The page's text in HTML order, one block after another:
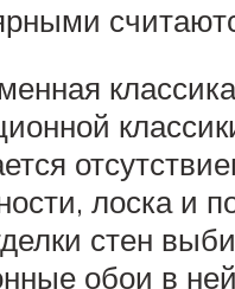
лоска и
стен
обои в